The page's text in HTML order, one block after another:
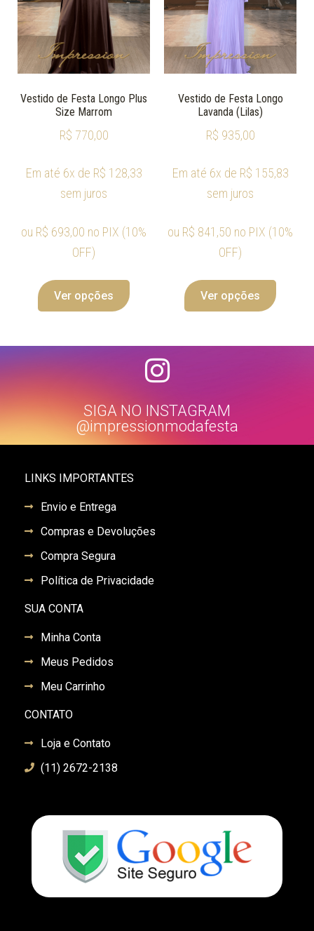
Vestido de Festa Longo Plus
Size Marrom
R$ 770,00
Em até 6x de R$ 128,33
sem juros
ou R$ 693,00 no PIX (10%
OFF)
Ver opções
Vestido de Festa Longo
Lavanda (Lilas)
R$ 935,00
Em até 6x de R$ 155,83
sem juros
ou R$ 841,50 no PIX (10%
OFF)
Ver opções
SIGA NO INSTAGRAM
@impressionmodafesta
LINKS IMPORTANTES
Envio e Entrega
Compras e Devoluções
Compra Segura
Política de Privacidade
SUA CONTA
Minha Conta
Meus Pedidos
Meu Carrinho
CONTATO
Loja e Contato
(11) 2672-2138